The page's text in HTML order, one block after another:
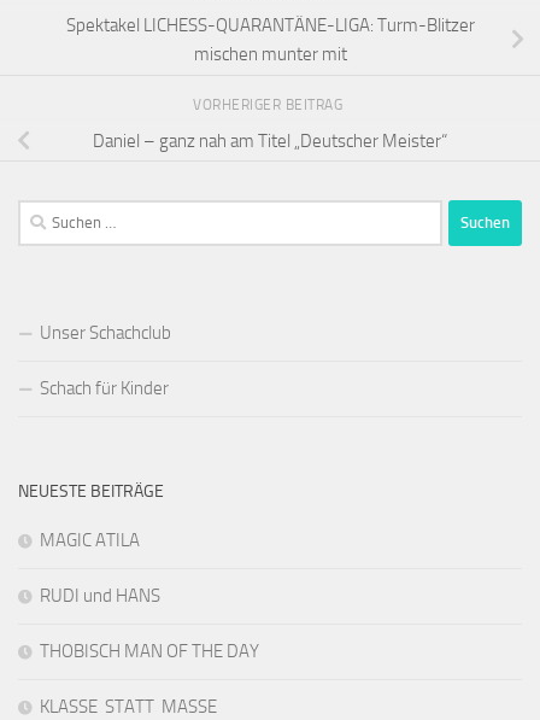
Spektakel LICHESS-QUARANTÄNE-LIGA: Turm-Blitzer
mischen munter mit
VORHERIGER BEITRAG
Daniel – ganz nah am Titel „Deutscher Meister“
Suchen
nach:
Unser Schachclub
Schach für Kinder
NEUESTE BEITRÄGE
MAGIC ATILA
RUDI und HANS
THOBISCH MAN OF THE DAY
KLASSE STATT MASSE